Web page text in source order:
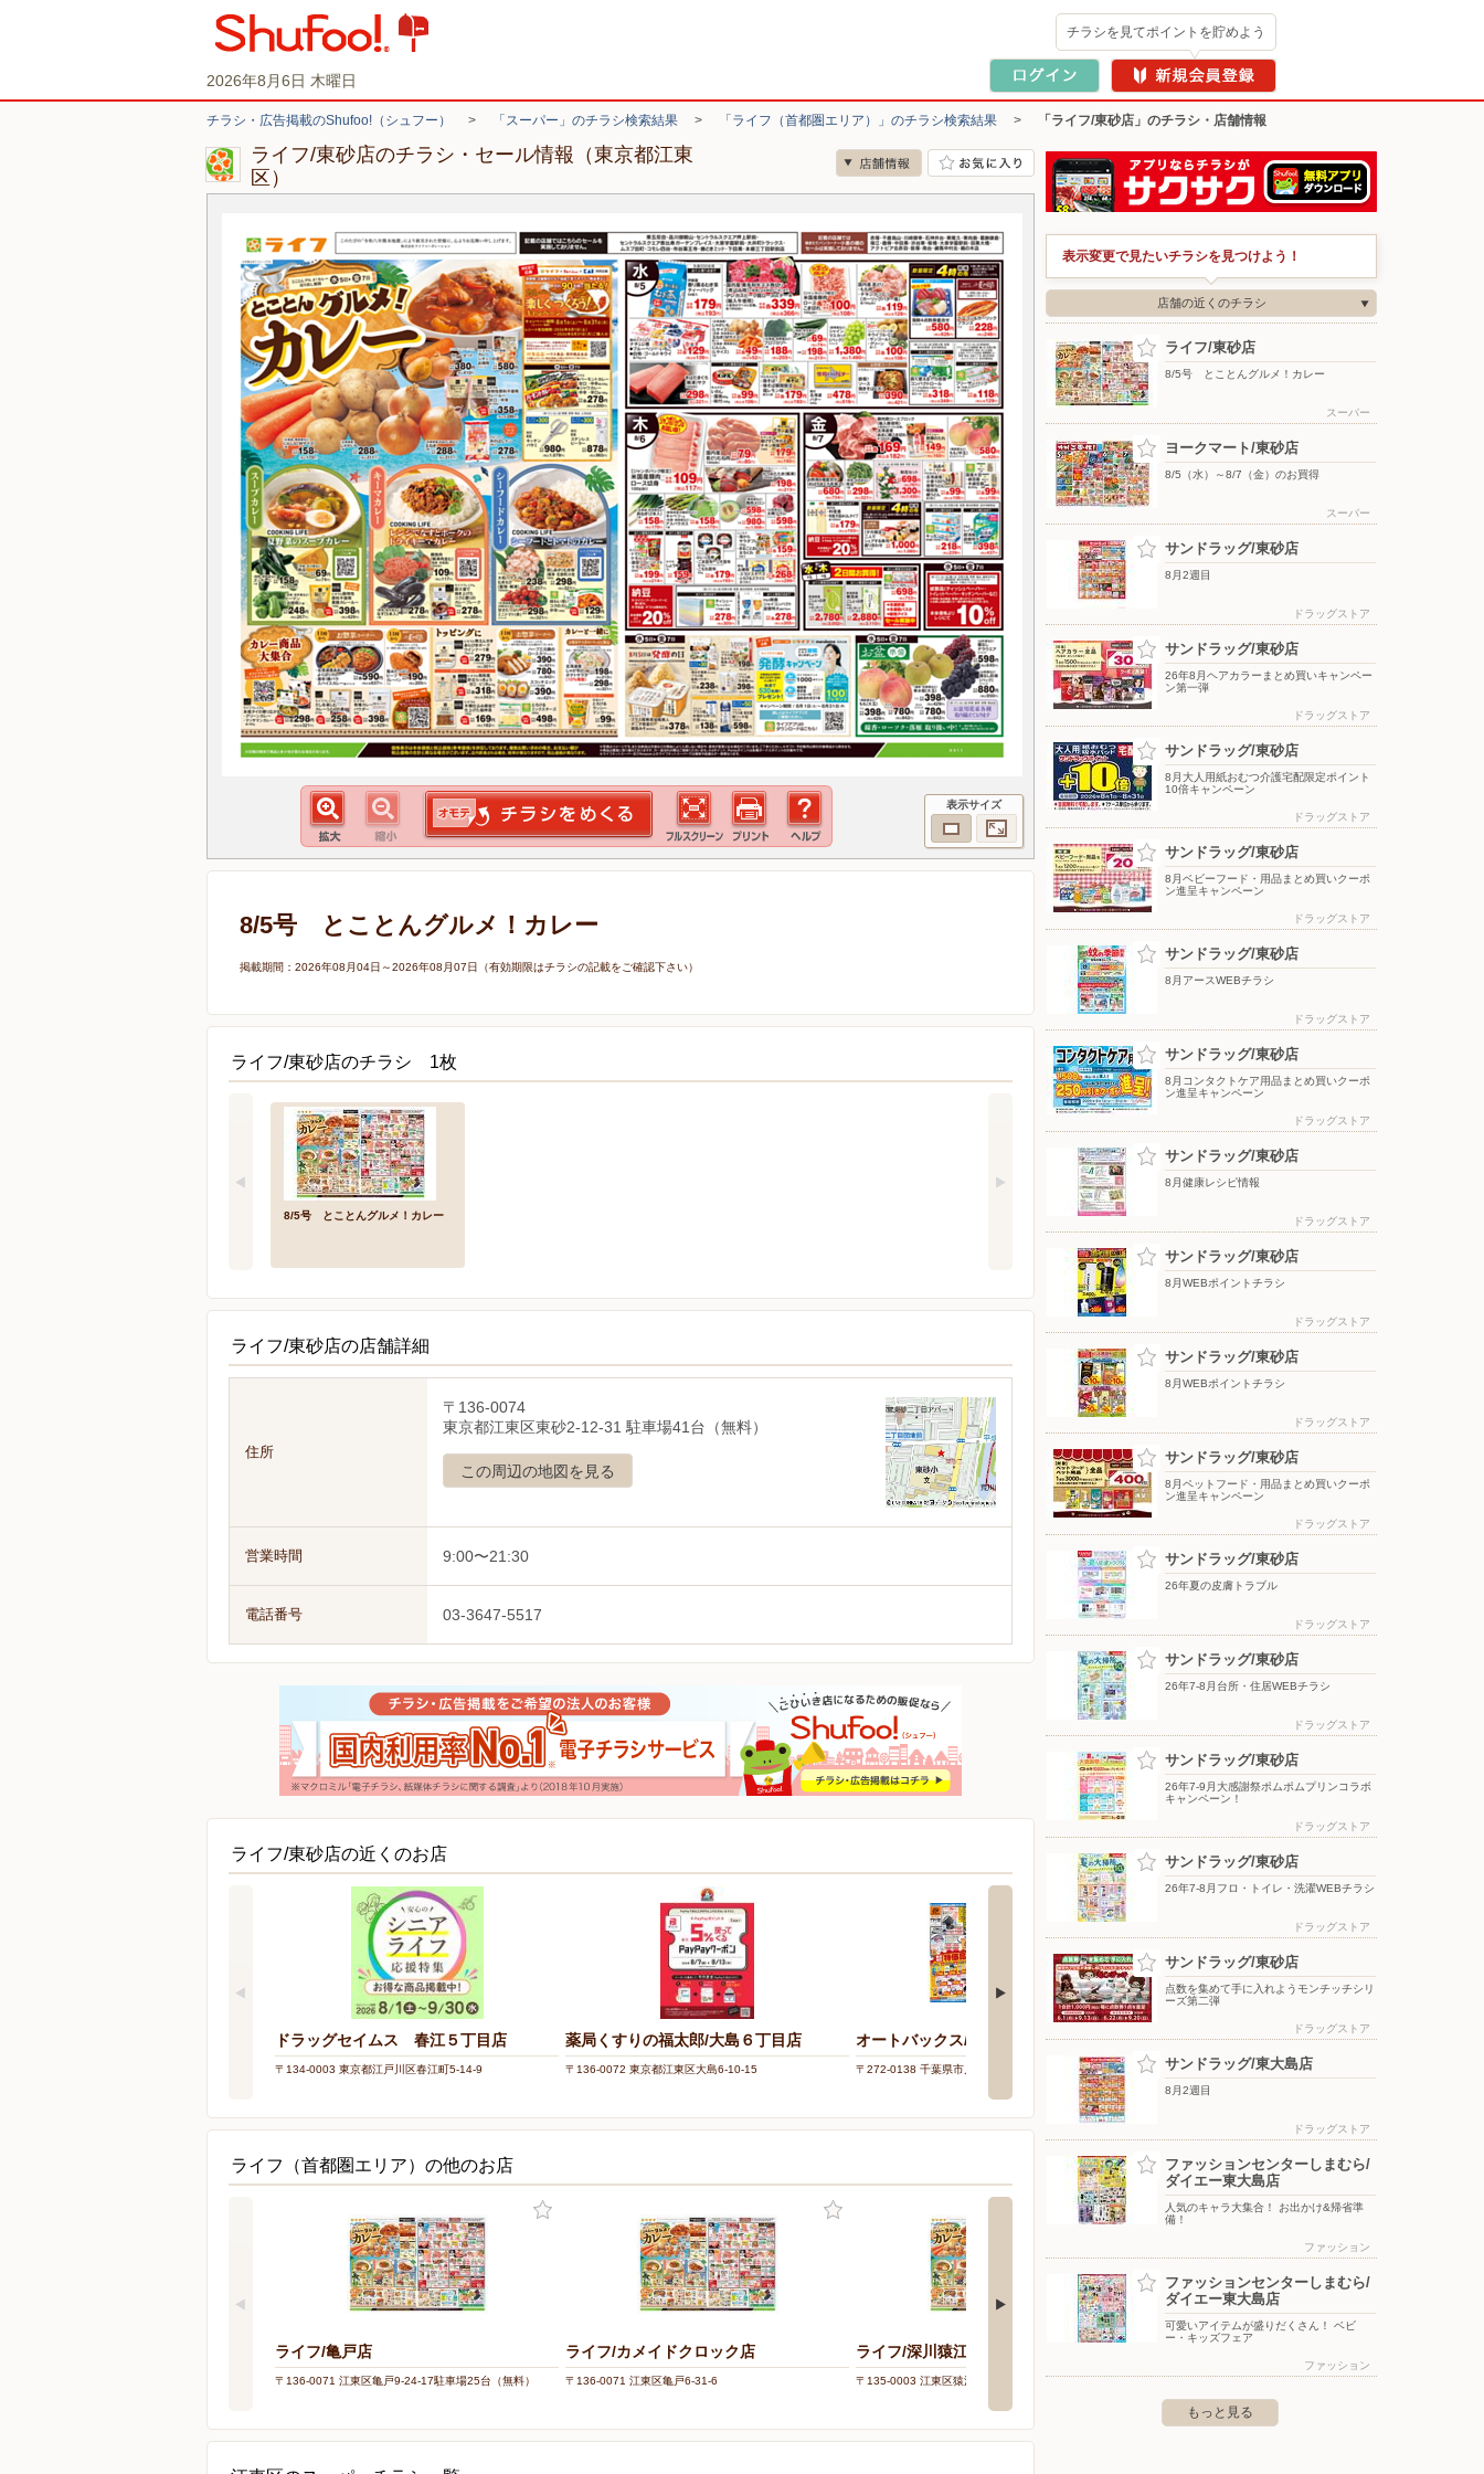
2026年8月6日 木曜日
チラシを見てポイントを貯めよう
チラシ・広告掲載のShufoo!（シュフー） > 「スーパー」のチラシ検索結果 > 「ライフ（首都圏エリア）」のチラシ検索結果 > 「ライフ/東砂店」のチラシ・店舗情報
ライフ/東砂店のチラシ・セール情報（東京都江東
区）
表示サイズ
8/5号 とことんグルメ！カレー
掲載期間：2026年08月04日～2026年08月07日（有効期限はチラシの記載をご確認下さい）
ライフ/東砂店のチラシ 1枚
8/5号 とことんグルメ！カレー
ライフ/東砂店の店舗詳細
住所
〒136-0074
東京都江東区東砂2-12-31 駐車場41台（無料）
この周辺の地図を見る
営業時間 9:00〜21:30
電話番号 03-3647-5517
ライフ/東砂店の近くのお店
ドラッグセイムス 春江５丁目店
〒134-0003 東京都江戸川区春江町5-14-9
薬局くすりの福太郎/大島６丁目店
〒136-0072 東京都江東区大島6-10-15
オートバックス/・南行徳
〒272-0138 千葉県市川市南行徳2-23-17
ウエルシア/江戸川中葛西店
〒134-0083 東京都江戸川区中葛西6-8-11
ライフ（首都圏エリア）の他のお店
ライフ/亀戸店
〒136-0071 江東区亀戸9-24-17駐車場25台（無料）
ライフ/カメイドクロック店
〒136-0071 江東区亀戸6-31-6
ライフ/深川猿江店
〒135-0003 江東区猿江2-16-8駐車場59台（無料） 〒134-0091 江戸川区船堀7-20-22駐車場40台（無料）
表示変更で見たいチラシを見つけよう！
店舗の近くのチラシ
ライフ/東砂店
8/5号 とことんグルメ！カレー
スーパー
ヨークマート/東砂店
8/5（水）～8/7（金）のお買得
スーパー
サンドラッグ/東砂店
8月2週目
ドラッグストア
サンドラッグ/東砂店
26年8月ヘアカラーまとめ買いキャンペー
ン第一弾
ドラッグストア
サンドラッグ/東砂店
8月大人用紙おむつ介護宅配限定ポイント
10倍キャンペーン
ドラッグストア
サンドラッグ/東砂店
8月ベビーフード・用品まとめ買いクーポ
ン進呈キャンペーン
ドラッグストア
サンドラッグ/東砂店
8月アースWEBチラシ
ドラッグストア
サンドラッグ/東砂店
8月コンタクトケア用品まとめ買いクーポ
ン進呈キャンペーン
ドラッグストア
サンドラッグ/東砂店
8月健康レシピ情報
ドラッグストア
サンドラッグ/東砂店
8月WEBポイントチラシ
ドラッグストア
サンドラッグ/東砂店
8月WEBポイントチラシ
ドラッグストア
サンドラッグ/東砂店
8月ペットフード・用品まとめ買いクーポ
ン進呈キャンペーン
ドラッグストア
サンドラッグ/東砂店
26年夏の皮膚トラブル
ドラッグストア
サンドラッグ/東砂店
26年7-8月台所・住居WEBチラシ
ドラッグストア
サンドラッグ/東砂店
26年7-9月大感謝祭ポムポムプリンコラボ
キャンペーン！
ドラッグストア
サンドラッグ/東砂店
26年7-8月フロ・トイレ・洗濯WEBチラシ
ドラッグストア
サンドラッグ/東砂店
点数を集めて手に入れようモンチッチシリ
ーズ第二弾
ドラッグストア
サンドラッグ/東大島店
8月2週目
ドラッグストア
ファッションセンターしまむら/
ダイエー東大島店
人気のキャラ大集合！ お出かけ&帰省準
備！
ファッション
ファッションセンターしまむら/
ダイエー東大島店
可愛いアイテムが盛りだくさん！ ベビ
ー・キッズフェア
ファッション
もっと見る